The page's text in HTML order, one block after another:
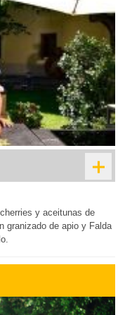
+
y aceitunas de
granizado de apio y Falda